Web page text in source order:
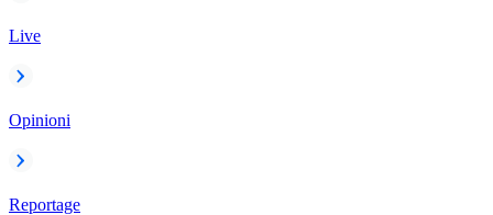
Live
Opinioni
Reportage